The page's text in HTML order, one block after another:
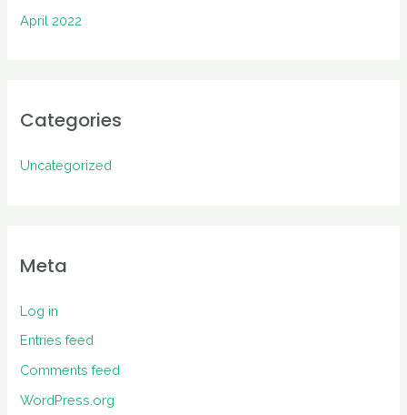
April 2022
Categories
Uncategorized
Meta
Log in
Entries feed
Comments feed
WordPress.org